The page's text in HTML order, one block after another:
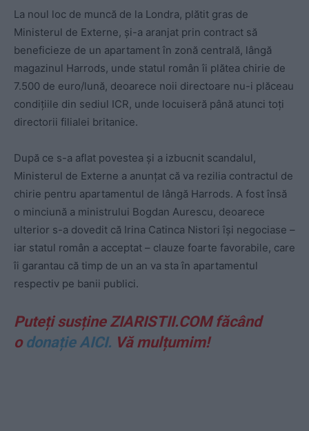
La noul loc de muncă de la Londra, plătit gras de
Ministerul de Externe, și-a aranjat prin contract să
beneficieze de un apartament în zonă centrală, lângă
magazinul Harrods, unde statul român îi plătea chirie de
7.500 de euro/lună, deoarece noii directoare nu-i plăceau
condițiile din sediul ICR, unde locuiseră până atunci toți
directorii filialei britanice.
După ce s-a aflat povestea și a izbucnit scandalul,
Ministerul de Externe a anunțat că va rezilia contractul de
chirie pentru apartamentul de lângă Harrods. A fost însă
o minciună a ministrului Bogdan Aurescu, deoarece
ulterior s-a dovedit că Irina Catinca Nistori își negociase –
iar statul român a acceptat – clauze foarte favorabile, care
îi garantau că timp de un an va sta în apartamentul
respectiv pe banii publici.
Puteți susține ZIARISTII.COM făcând
o donație AICI. Vă mulțumim!